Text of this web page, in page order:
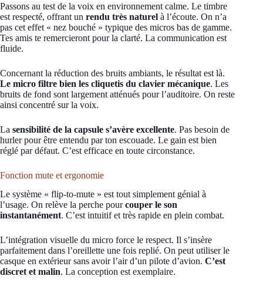
Passons au test de la voix en environnement calme. Le timbre
est respecté, offrant un rendu très naturel à l’écoute. On n’a
pas cet effet « nez bouché » typique des micros bas de gamme.
Tes amis te remercieront pour la clarté. La communication est
fluide.
Concernant la réduction des bruits ambiants, le résultat est là.
Le micro filtre bien les cliquetis du clavier mécanique. Les
bruits de fond sont largement atténués pour l’auditoire. On reste
ainsi concentré sur la voix.
La sensibilité de la capsule s’avère excellente. Pas besoin de
hurler pour être entendu par ton escouade. Le gain est bien
réglé par défaut. C’est efficace en toute circonstance.
Fonction mute et ergonomie
Le système « flip-to-mute » est tout simplement génial à
l’usage. On relève la perche pourcouper le son
instantanément. C’est intuitif et très rapide en plein combat.
L’intégration visuelle du micro force le respect. Il s’insère
parfaitement dans l’oreillette une fois replié. On peut utiliser le
casque en extérieur sans avoir l’air d’un pilote d’avion. C’est
discret et malin. La conception est exemplaire.